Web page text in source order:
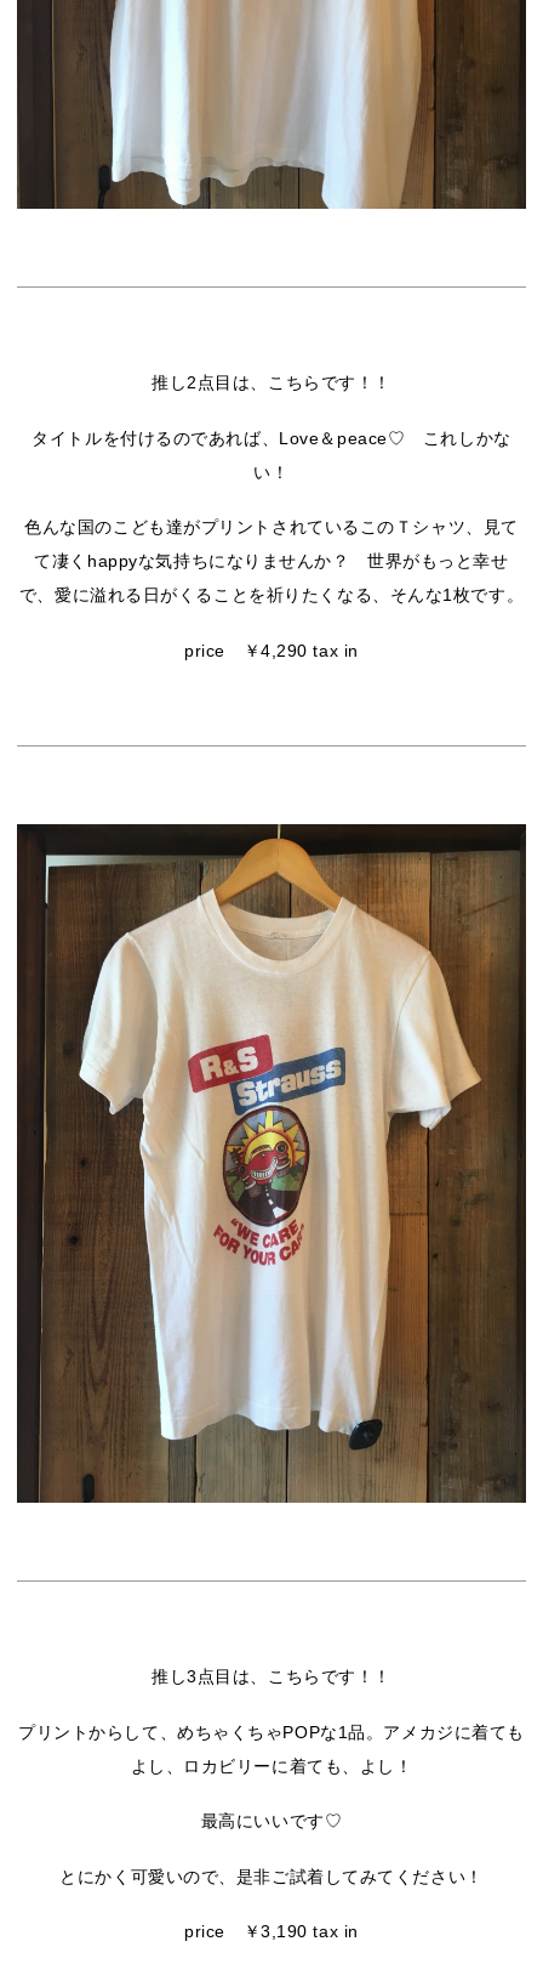
推し2点目は、こちらです！！
タイトルを付けるのであれば、Love＆peace♡ これしかな
い！
色んな国のこども達がプリントされているこのＴシャツ、見て
て凄くhappyな気持ちになりませんか？ 世界がもっと幸せ
で、愛に溢れる日がくることを祈りたくなる、そんな1枚です。
price ￥4,290 tax in
推し3点目は、こちらです！！
プリントからして、めちゃくちゃPOPな1品。アメカジに着ても
よし、ロカビリーに着ても、よし！
最高にいいです♡
とにかく可愛いので、是非ご試着してみてください！
price ￥3,190 tax in